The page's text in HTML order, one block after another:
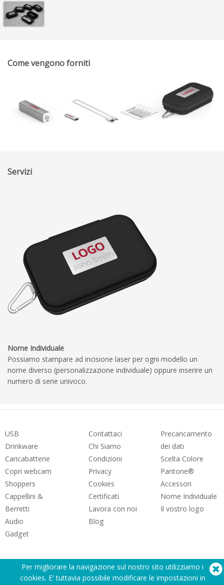
Come vengono forniti
Servizi
Nome Individuale
Possiamo stampare ad incisione laser per ogni modello un
nome diverso (personalizzazione individuale) oppure inserire un
numero di serie univoco.
USB
Drinkware
Caricabatterie
Copri webcam
Shoppers
Cappellini &
Berretti
Audio
Gadget
Contattaci
Chi Siamo
Condizioni
Privacy
Cookies
Certificati
Lavora con noi
Blog
Precaricamento
dei dati
Scelta Colore
Pantone®
Accessori
Nome Individuale
Il vostro logo
Per migliorare la navigazione sul nostro sito utilizziamo i
cookies. E' tuttavia possibile modificare le impostazioni in